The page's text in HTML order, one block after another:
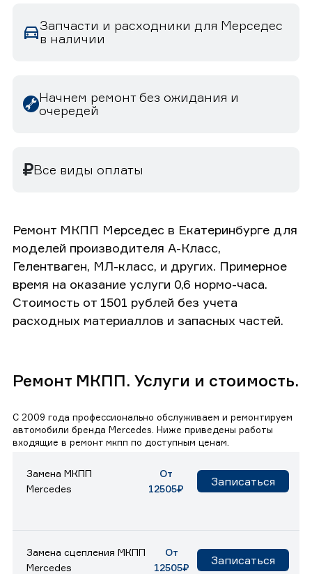
Запчасти и расходники для Мерседес
в наличии
Начнем ремонт без ожидания и
очередей
Все виды оплаты
Ремонт МКПП Мерседес в Екатеринбурге для
моделей производителя А-Класс,
Гелентваген, МЛ-класс, и других. Примерное
время на оказание услуги 0,6 нормо-часа.
Стоимость от 1501 рублей без учета
расходных материаллов и запасных частей.
Ремонт МКПП. Услуги и стоимость.
С 2009 года профессионально обслуживаем и ремонтируем
автомобили бренда Mercedes. Ниже приведены работы
входящие в ремонт мкпп по доступным ценам.
Замена МКПП
Mercedes
От
12505₽
Записаться
Замена сцепления МКПП
Mercedes
От
12505₽
Записаться